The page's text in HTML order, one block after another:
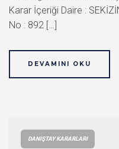
Karar İçeriği Daire :
No : 892 […]
DEVAMINI OKU
DANIŞTAY KARARLARI